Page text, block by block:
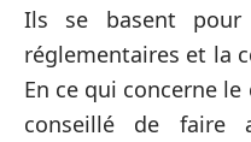
Ils se basent pour
réglementaires et la
En ce qui concerne
conseillé de faire